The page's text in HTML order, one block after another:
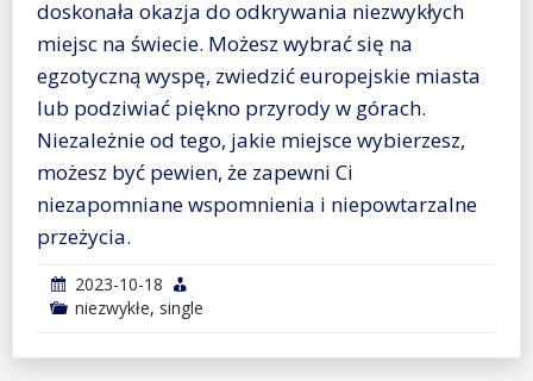
doskonała okazja do odkrywania niezwykłych
miejsc na świecie. Możesz wybrać się na
egzotyczną wyspę, zwiedzić europejskie miasta
lub podziwiać piękno przyrody w górach.
Niezależnie od tego, jakie miejsce wybierzesz,
możesz być pewien, że zapewni Ci
niezapomniane wspomnienia i niepowtarzalne
przeżycia.
2023-10-18
niezwykłe, single